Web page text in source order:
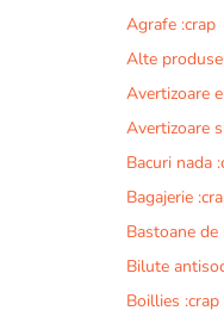
Agrafe :crap
Alte
Avertizoare
Avertizoare
Bacuri nada
Bagajerie
Bastoane de
Bilute
Boillies :crap